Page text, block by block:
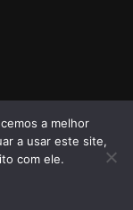
a melhor
a usar este site,
com ele.